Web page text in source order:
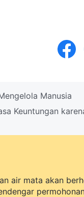
Manusia
Keuntungan
air mata akan